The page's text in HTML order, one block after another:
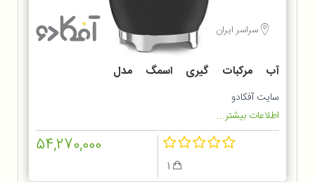
سراسر ایران
آب مرکبات گیری اسمگ مدل
CJF01BL
سایت آفکادو
اطلاعات بیشتر...
54,270,000